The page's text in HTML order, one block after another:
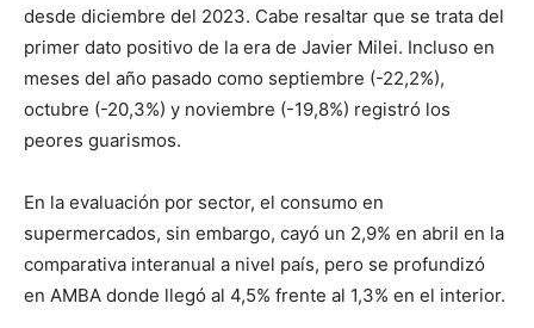
desde diciembre del 2023. Cabe resaltar que se trata del
primer dato positivo de la era de Javier Milei. Incluso en
meses del año pasado como septiembre (-22,2%),
octubre (-20,3%) y noviembre (-19,8%) registró los
peores guarismos.
En la evaluación por sector, el consumo en
supermercados, sin embargo, cayó un 2,9% en abril en la
comparativa interanual a nivel país, pero se profundizó
en AMBA donde llegó al 4,5% frente al 1,3% en el interior.